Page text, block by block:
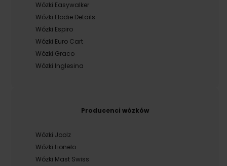
Wózki Easywalker
Wózki Elodie Details
Wózki Espiro
Wózki Euro Cart
Wózki Graco
Wózki Inglesina
Producenci wózków
Wózki Joolz
Wózki Lionelo
Wózki Mast Swiss